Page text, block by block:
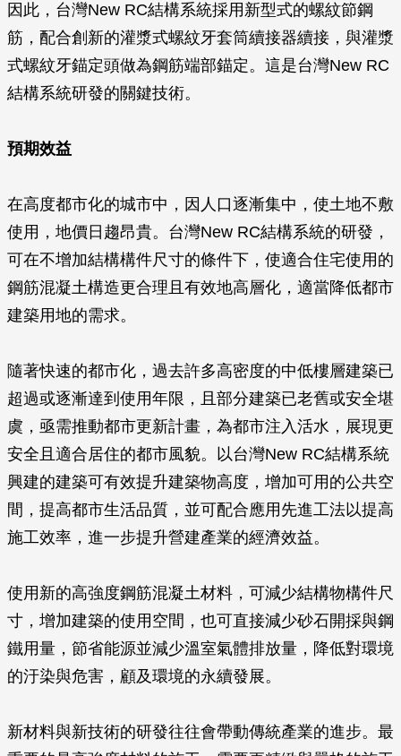
因此，台灣New RC結構系統採用新型式的螺紋節鋼
筋，配合創新的灌漿式螺紋牙套筒續接器續接，與灌漿
式螺紋牙錨定頭做為鋼筋端部錨定。這是台灣New RC
結構系統研發的關鍵技術。
預期效益
在高度都市化的城市中，因人口逐漸集中，使土地不敷
使用，地價日趨昂貴。台灣New RC結構系統的研發，
可在不增加結構構件尺寸的條件下，使適合住宅使用的
鋼筋混凝土構造更合理且有效地高層化，適當降低都市
建築用地的需求。
隨著快速的都市化，過去許多高密度的中低樓層建築已
超過或逐漸達到使用年限，且部分建築已老舊或安全堪
虞，亟需推動都市更新計畫，為都市注入活水，展現更
安全且適合居住的都市風貌。以台灣New RC結構系統
興建的建築可有效提升建築物高度，增加可用的公共空
間，提高都市生活品質，並可配合應用先進工法以提高
施工效率，進一步提升營建產業的經濟效益。
使用新的高強度鋼筋混凝土材料，可減少結構物構件尺
寸，增加建築的使用空間，也可直接減少砂石開採與鋼
鐵用量，節省能源並減少溫室氣體排放量，降低對環境
的汙染與危害，顧及環境的永續發展。
新材料與新技術的研發往往會帶動傳統產業的進步。最